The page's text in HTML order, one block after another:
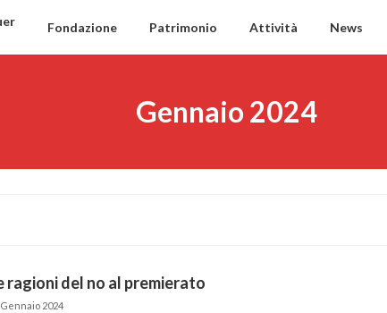
Fondazione Patrimonio Attività News
Gennaio 2024
ragioni del no al premierato
Gennaio 2024